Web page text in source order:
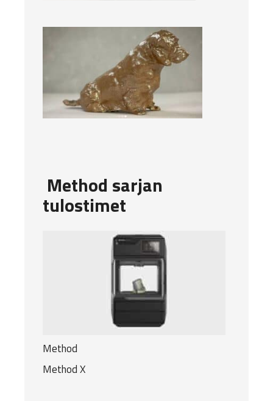
Method sarjan
tulostimet
Method
Method X